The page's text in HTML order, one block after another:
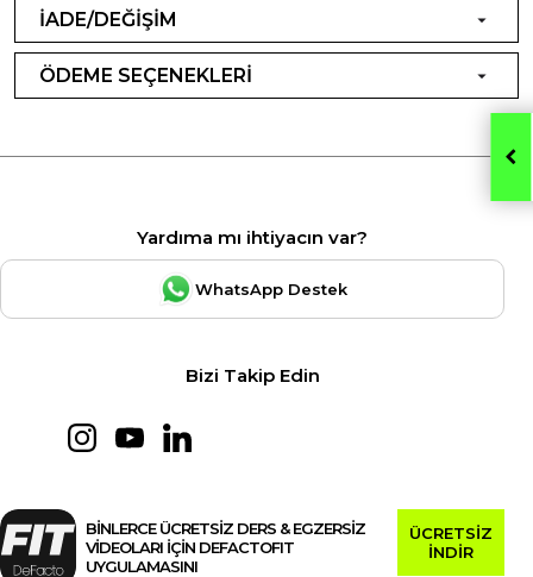
İADE/DEĞİŞİM
ÖDEME SEÇENEKLERİ
Yardıma mı ihtiyacın var?
WhatsApp Destek
Bizi Takip Edin
BİNLERCE ÜCRETSİZ DERS & EGZERSİZ
VİDEOLARI İÇİN DEFACTOFIT
UYGULAMASINI
ÜCRETSİZ
İNDİR